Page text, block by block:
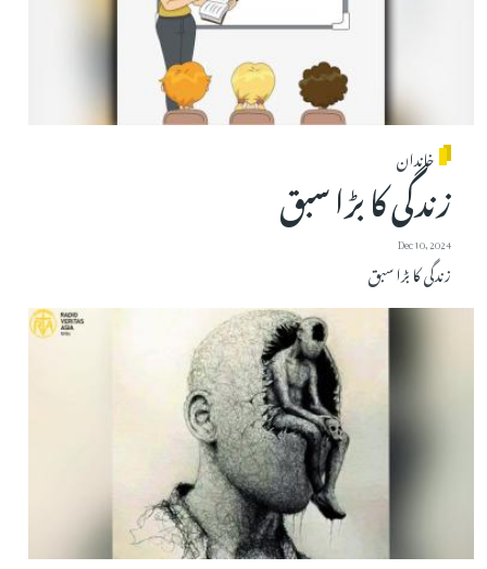
خاندان
زندگی کا بڑا سبق
Dec 10, 2024
زندگی کا بڑا سبق